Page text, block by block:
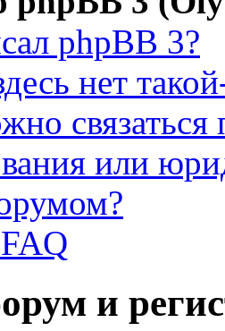
phpBB 3?
нет
связаться
или
и